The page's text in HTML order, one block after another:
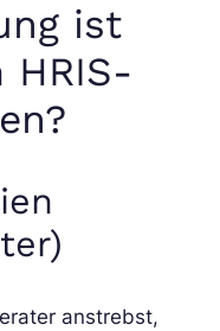
ist
anstrebst,